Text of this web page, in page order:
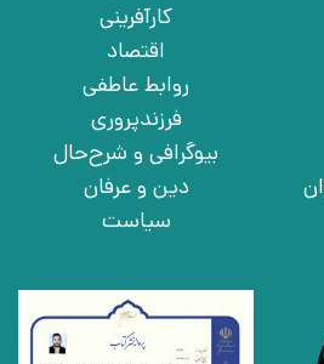
کارآفرینی
اقتصاد
روابط عاطفی
فرزندپروری
بیوگرافی و شرح‌حال
دین و عرفان
سیاست